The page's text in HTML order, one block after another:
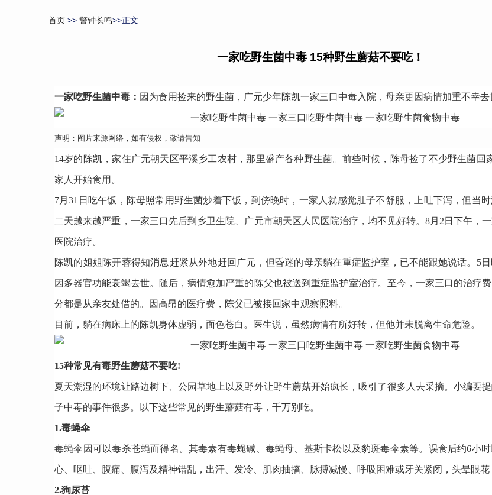
首页 >> 警钟长鸣>>正文
一家吃野生菌中毒 15种野生蘑菇不要吃！
一家吃野生菌中毒 ： 因为食用捡来的野生菌，广元少年陈凯一家三口中毒入院，母亲更因病情加重不幸去
声明：图片来源网络，如有侵权，敬请告知
14岁的陈凯，家住广元朝天区平溪乡工农村，那里盛产各种野生菌。前些时候，陈母捡了不少野生菌回
家人开始食用。
7月31日吃午饭，陈母照常用野生菌炒着下饭，到傍晚时，一家人就感觉肚子不舒服，上吐下泻，但当
二天越来越严重，一家三口先后到乡卫生院、广元市朝天区人民医院治疗 ，均不见好转。8月2日下午，
医院治疗。
陈凯的姐姐陈开蓉得知消息赶紧从外地赶回广元，但昏迷的母亲躺在重症监护室，已不能跟她说话。5
因多器官功能衰竭去世。随后，病情愈加严重的陈父也被送到重症监护室治疗。至今，一家三口的治疗
分都是从亲友处借的。因高昂的医疗费，陈父已被接回家中观察照料。
目前，躺在病床上的陈凯身体虚弱，面色苍白。医生说，虽然病情有所好转，但他并未脱离生命危险。
15种常见有毒野生蘑菇不要吃!
夏天潮湿的环境让路边树下、公园草地上以及野外让野生蘑菇开始疯长，吸引了很多人去采摘。小编要
子中毒的事件很多。以下这些常见的野生蘑菇有毒，千万别吃。
1.毒蝇伞
毒蝇伞因可以毒杀苍蝇而得名。其毒素有毒蝇碱、毒蝇母、基斯卡松以及豹斑毒伞素等。误食后约6小
心、呕吐、 腹痛 腹泻及精神错乱，出汗、发冷、肌肉抽搐、脉搏减慢、呼吸困难或牙关紧闭，头晕眼
2.狗尿苔